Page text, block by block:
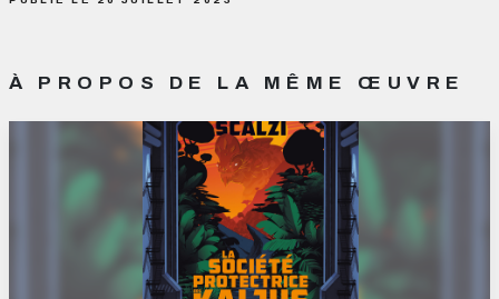
À PROPOS DE LA MÊME ŒUVRE